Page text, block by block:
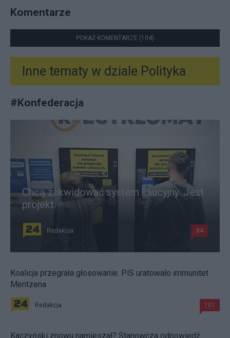
Komentarze
POKAŻ KOMENTARZE (104)
Inne tematy w dziale Polityka
#Konfederacja
Chcą zlikwidować system kaucyjny. Jest
projekt
Redakcja 84
Koalicja przegrała głosowanie. PiS uratowało immunitet
Mentzena
Redakcja 101
Kaczyński znowu namieszał? Stanowcza odpowiedź